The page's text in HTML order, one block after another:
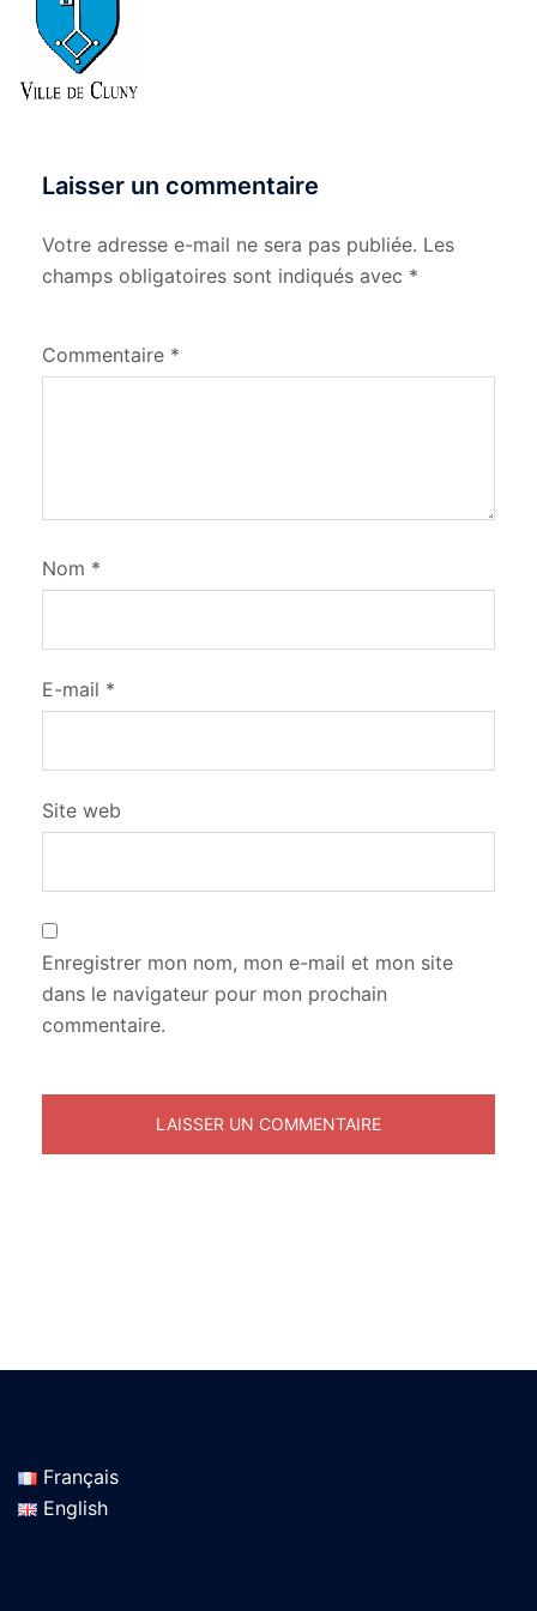
Laisser un commentaire
Votre adresse e-mail ne sera pas publiée. Les
champs obligatoires sont indiqués avec *
Commentaire *
Nom *
E-mail *
Site web
Enregistrer mon nom, mon e-mail et mon site
dans le navigateur pour mon prochain
commentaire.
Français
English